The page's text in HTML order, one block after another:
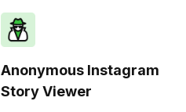
Anonymous Instagram
Story Viewer